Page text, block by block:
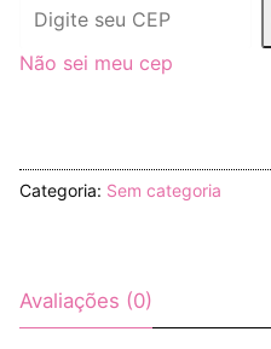
Não sei meu cep
Categoria: Sem categoria
Avaliações (0)